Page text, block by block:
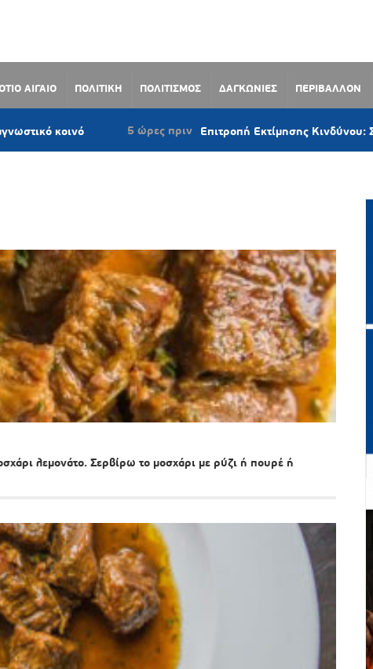
ΑΙΓΑΙΟ ΠΟΛΙΤΙΚΗ ΠΟΛΙΤΙΣΜΟΣ ΔΑΓΚΩΝΙΕΣ ΠΕΡΙΒΑΛΛΟΝ
5 ώρες πριν Επιτροπή Εκτίμησης Κινδύνου: Σε
λεμονάτο. Σερβίρω το μοσχάρι με ρύζι ή πουρέ ή